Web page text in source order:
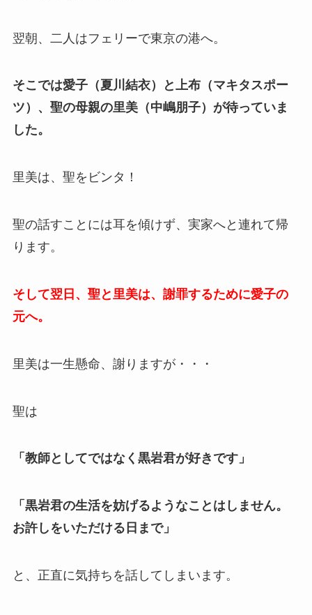
翌朝、二人はフェリーで東京の港へ。
そこでは愛子（夏川結衣）と上布（マキタスポー
ツ）、聖の母親の里美（中嶋朋子）が待っていま
した。
里美は、聖をビンタ！
聖の話すことには耳を傾けず、実家へと連れて帰
ります。
そして翌日、聖と里美は、謝罪するために愛子の
元へ。
里美は一生懸命、謝りますが・・・
聖は
「教師としてではなく黒岩君が好きです」
「黒岩君の生活を妨げるようなことはしません。
お許しをいただける日まで」
と、正直に気持ちを話してしまいます。